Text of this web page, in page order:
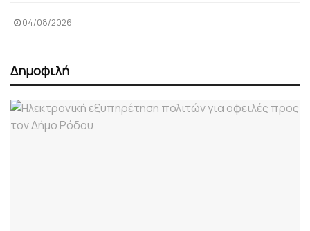
04/08/2026
Δημοφιλή